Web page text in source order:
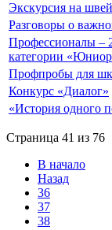
Экскурсия на
Разговоры о
Профессионалы –
категории
Профпробы для
Конкурс «Диалог»
«История одного
Страница 41 из 76
В начало
Назад
36
37
38